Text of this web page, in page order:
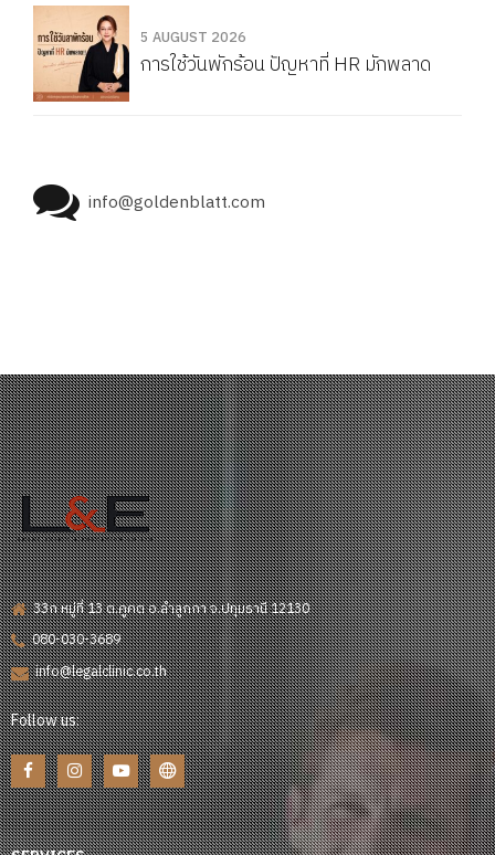
5 AUGUST 2026
การใช้วันพักร้อน ปัญหาที่ HR มักพลาด
info@goldenblatt.com
33ก หมู่ที่ 13 ต.คูคต อ.ลำลูกกา จ.ปทุมธานี 12130
080-030-3689
info@legalclinic.co.th
Follow us: